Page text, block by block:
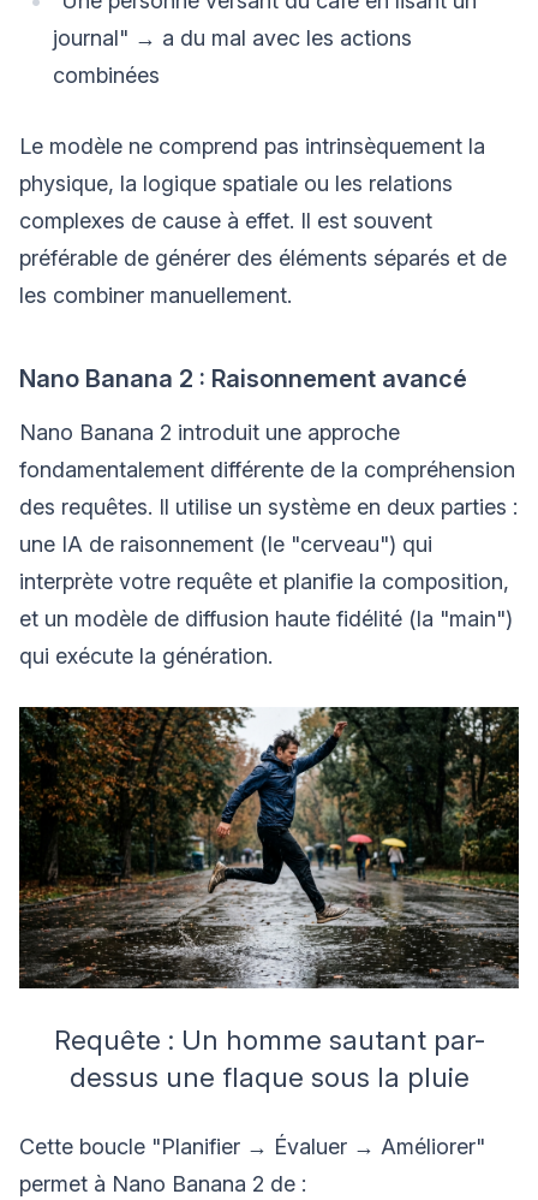
journal" → a du mal avec les actions
combinées
Le modèle ne comprend pas intrinsèquement la
physique, la logique spatiale ou les relations
complexes de cause à effet. Il est souvent
préférable de générer des éléments séparés et de
les combiner manuellement.
Nano Banana 2 : Raisonnement avancé
Nano Banana 2 introduit une approche
fondamentalement différente de la compréhension
des requêtes. Il utilise un système en deux parties :
une IA de raisonnement (le "cerveau") qui
interprète votre requête et planifie la composition,
et un modèle de diffusion haute fidélité (la "main")
qui exécute la génération.
Requête : Un homme sautant par-
dessus une flaque sous la pluie
Cette boucle "Planifier → Évaluer → Améliorer"
permet à Nano Banana 2 de :